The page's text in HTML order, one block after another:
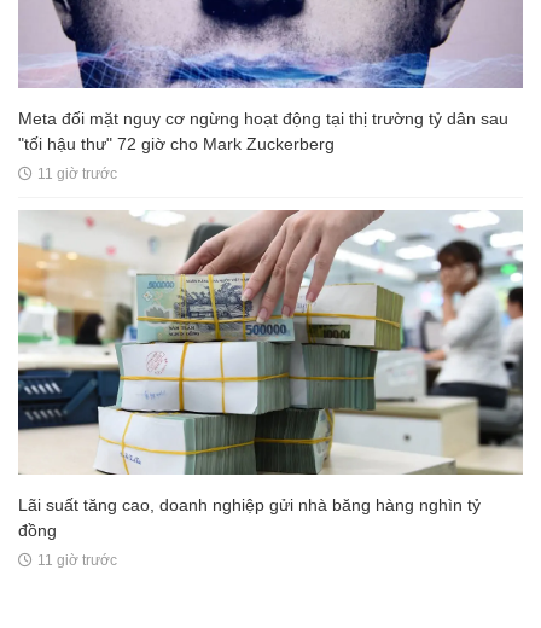
Meta đối mặt nguy cơ ngừng hoạt động tại thị trường tỷ dân sau
"tối hậu thư" 72 giờ cho Mark Zuckerberg
11 giờ trước
Lãi suất tăng cao, doanh nghiệp gửi nhà băng hàng nghìn tỷ
đồng
11 giờ trước